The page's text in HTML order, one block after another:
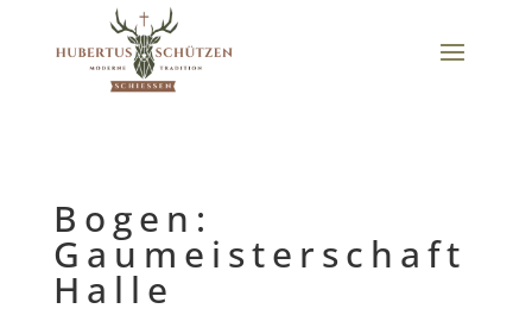
Bogen:
Gaumeisterschaft
Halle